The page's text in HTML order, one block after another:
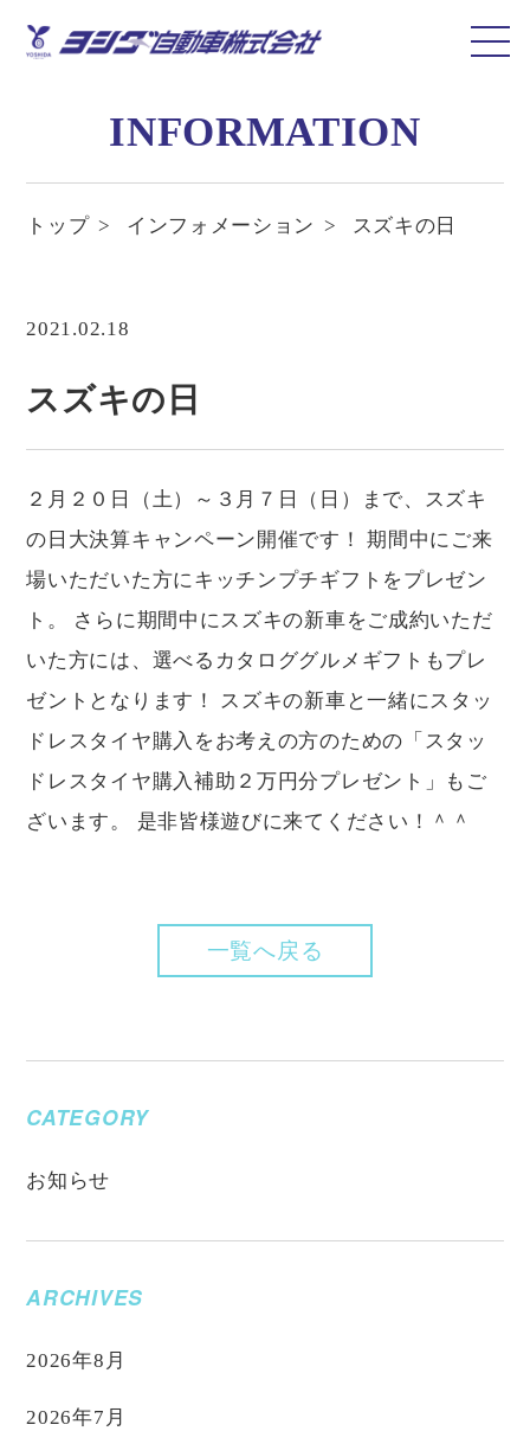
INFORMATION
トップ インフォメーション スズキの日
2021.02.18
スズキの日
２月２０日（土）～３月７日（日）まで、スズキ
の日大決算キャンペーン開催です！ 期間中にご来
場いただいた方にキッチンプチギフトをプレゼン
ト。 さらに期間中にスズキの新車をご成約いただ
いた方には、選べるカタロググルメギフトもプレ
ゼントとなります！ スズキの新車と一緒にスタッ
ドレスタイヤ購入をお考えの方のための「スタッ
ドレスタイヤ購入補助２万円分プレゼント」もご
ざいます。 是非皆様遊びに来てください！＾＾
一覧へ戻る
CATEGORY
お知らせ
ARCHIVES
2026年8月
2026年7月